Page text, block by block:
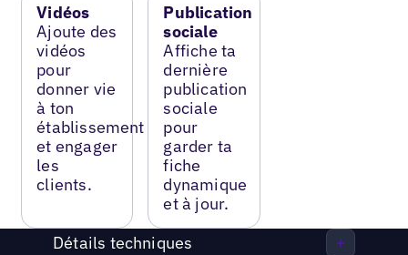
Vidéos
Ajoute des
vidéos
pour
donner vie
à ton
établissement
et engager
les
clients.
Publication
sociale
Affiche ta
dernière
publication
sociale
pour
garder ta
fiche
dynamique
et à jour.
Détails techniques